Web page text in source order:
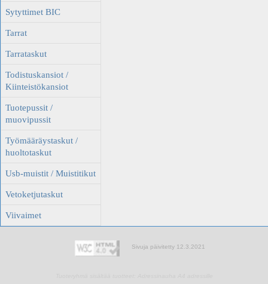
Sytyttimet BIC
Tarrat
Tarrataskut
Todistuskansiot /
Kiinteistökansiot
Tuotepussit /
muovipussit
Työmääräystaskut /
huoltotaskut
Usb-muistit / Muistitikut
Vetoketjutaskut
Viivaimet
Sivuja päivitetty 12.3.2021